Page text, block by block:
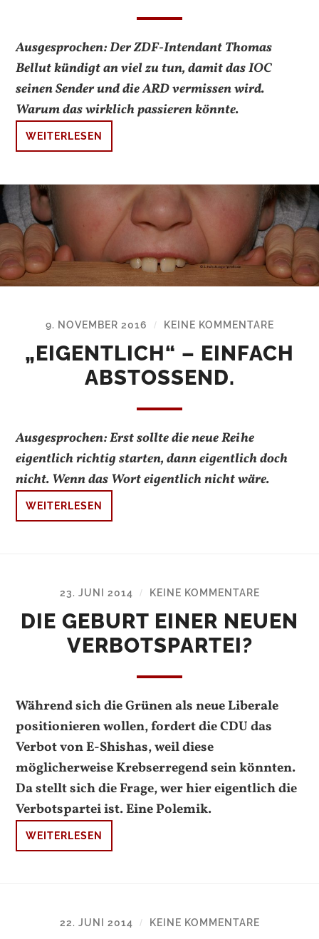
Ausgesprochen: Der ZDF-Intendant Thomas
Bellut kündigt an viel zu tun, damit das IOC
seinen Sender und die ARD vermissen wird.
Warum das wirklich passieren könnte.
WEITERLESEN
9. NOVEMBER 2016 / KEINE KOMMENTARE
„EIGENTLICH“ – EINFACH
ABSTOSSEND.
Ausgesprochen: Erst sollte die neue Reihe
eigentlich richtig starten, dann eigentlich doch
nicht. Wenn das Wort eigentlich nicht wäre.
WEITERLESEN
23. JUNI 2014 / KEINE KOMMENTARE
DIE GEBURT EINER NEUEN
VERBOTSPARTEI?
Während sich die Grünen als neue Liberale
positionieren wollen, fordert die CDU das
Verbot von E-Shishas, weil diese
möglicherweise Krebserregend sein könnten.
Da stellt sich die Frage, wer hier eigentlich die
Verbotspartei ist. Eine Polemik.
WEITERLESEN
22. JUNI 2014 / KEINE KOMMENTARE